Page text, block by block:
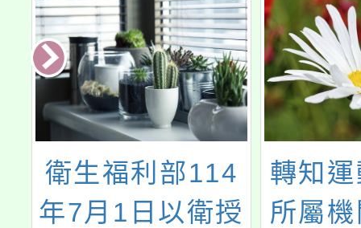
生福利部114
月1日以衛授
轉知運動部
所屬機關組